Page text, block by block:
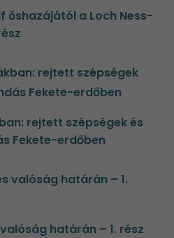
őshazájától a Loch Ness-
rejtett szépségek és
Fekete-erdőben
határán – 1. rész